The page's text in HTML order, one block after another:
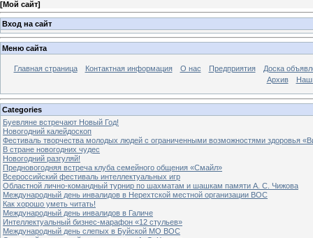
[Мой сайт]
Вход на сайт
Меню сайта
Главная страница Контактная информация О нас Предприятия
Доска
Архив
Categories
Буевляне встречают Новый Год!
Новогодний калейдоскоп
Фестиваль творчества молодых людей с ограниченными возможностями здоровья
В стране новогодних чудес
Новогодний разгуляй!
Предновогодняя встреча клуба семейного общения «Смайл»
Всероссийский фестиваль интеллектуальных игр
Областной лично-командный турнир по шахматам и шашкам памяти А. С. Чижова
Международный день инвалидов в Нерехтской местной организации ВОС
Как хорошо уметь читать!
Международный день инвалидов в Галиче
Интеллектуальный бизнес-марафон «12 стульев»
Международный день слепых в Буйской МО ВОС